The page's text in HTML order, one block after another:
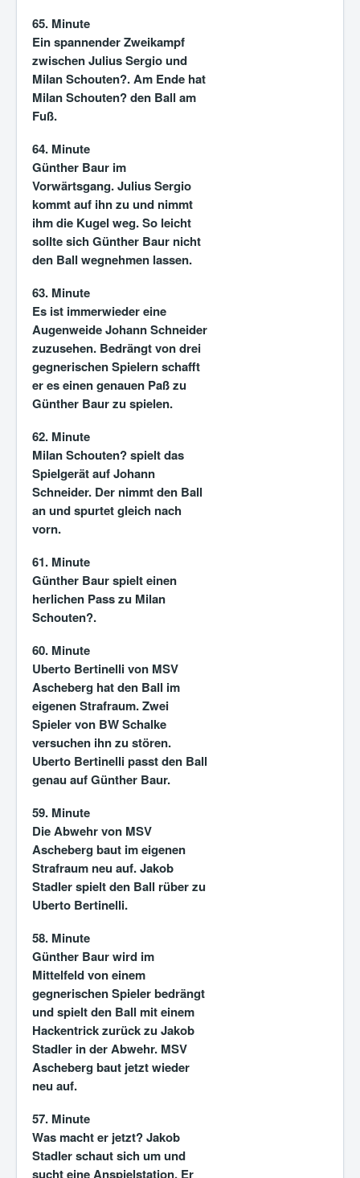
65. Minute
Ein spannender Zweikampf
zwischen Julius Sergio und
Milan Schouten?. Am Ende hat
Milan Schouten? den Ball am
Fuß.
64. Minute
Günther Baur im
Vorwärtsgang. Julius Sergio
kommt auf ihn zu und nimmt
ihm die Kugel weg. So leicht
sollte sich Günther Baur nicht
den Ball wegnehmen lassen.
63. Minute
Es ist immerwieder eine
Augenweide Johann Schneider
zuzusehen. Bedrängt von drei
gegnerischen Spielern schafft
er es einen genauen Paß zu
Günther Baur zu spielen.
62. Minute
Milan Schouten? spielt das
Spielgerät auf Johann
Schneider. Der nimmt den Ball
an und spurtet gleich nach
vorn.
61. Minute
Günther Baur spielt einen
herlichen Pass zu Milan
Schouten?.
60. Minute
Uberto Bertinelli von MSV
Ascheberg hat den Ball im
eigenen Strafraum. Zwei
Spieler von BW Schalke
versuchen ihn zu stören.
Uberto Bertinelli passt den Ball
genau auf Günther Baur.
59. Minute
Die Abwehr von MSV
Ascheberg baut im eigenen
Strafraum neu auf. Jakob
Stadler spielt den Ball rüber zu
Uberto Bertinelli.
58. Minute
Günther Baur wird im
Mittelfeld von einem
gegnerischen Spieler bedrängt
und spielt den Ball mit einem
Hackentrick zurück zu Jakob
Stadler in der Abwehr. MSV
Ascheberg baut jetzt wieder
neu auf.
57. Minute
Was macht er jetzt? Jakob
Stadler schaut sich um und
sucht eine Anspielstation. Er